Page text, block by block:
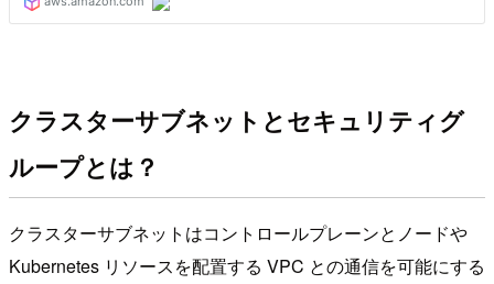
クラスターサブネットとセキュリティグ
ループとは？
クラスターサブネットはコントロールプレーンとノードや
Kubernetes リソースを配置する VPC との通信を可能にする